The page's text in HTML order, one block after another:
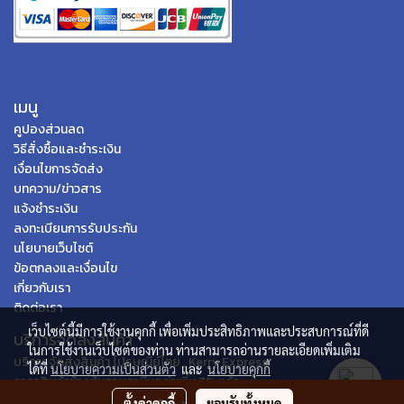
เมนู
คูปองส่วนลด
วิธีสั่งซื้อและชำระเงิน
เงื่อนไขการจัดส่ง
บทความ/ข่าวสาร
แจ้งชำระเงิน
ลงทะเบียนการรับประกัน
นโยบายเว็บไซต์
ข้อตกลงและเงื่อนไข
เกี่ยวกับเรา
ติดต่อเรา
บริการจัดส่งสินค้า
บริการจัดส่งสินค้า ไปรษณีย์ไทย , Kerry Express
ราคาสินค้าข้างต้นรวมภาษีมูลค่าเพิ่ม 7% แล้ว
เว็บไซต์นี้มีการใช้งานคุกกี้ เพื่อเพิ่มประสิทธิภาพและประสบการณ์ที่ดี
ในการใช้งานเว็บไซต์ของท่าน ท่านสามารถอ่านรายละเอียดเพิ่มเติม
ได้ที่นโยบายความเป็นส่วนตัวและนโยบายคุกกี้